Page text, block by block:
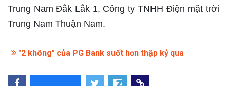
Trung Nam Đắk Lắk 1, Công ty TNHH Điện mặt trời
Trung Nam Thuận Nam.
"2 không" của PG Bank suốt hơn thập kỷ qua